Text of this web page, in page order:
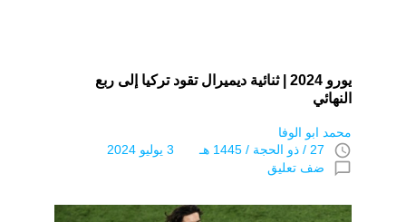
يورو 2024 | ثنائية ديميرال تقود تركيا إلى ربع
النهائي
محمد ابو الوفا
access_time 27 / ذو الحجة / 1445 هـ 3 يوليو 2024
chat_bubble_outline ضف تعليق